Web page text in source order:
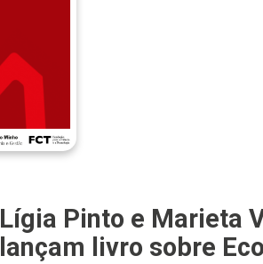
Lígia Pinto e Marieta
lançam livro sobre